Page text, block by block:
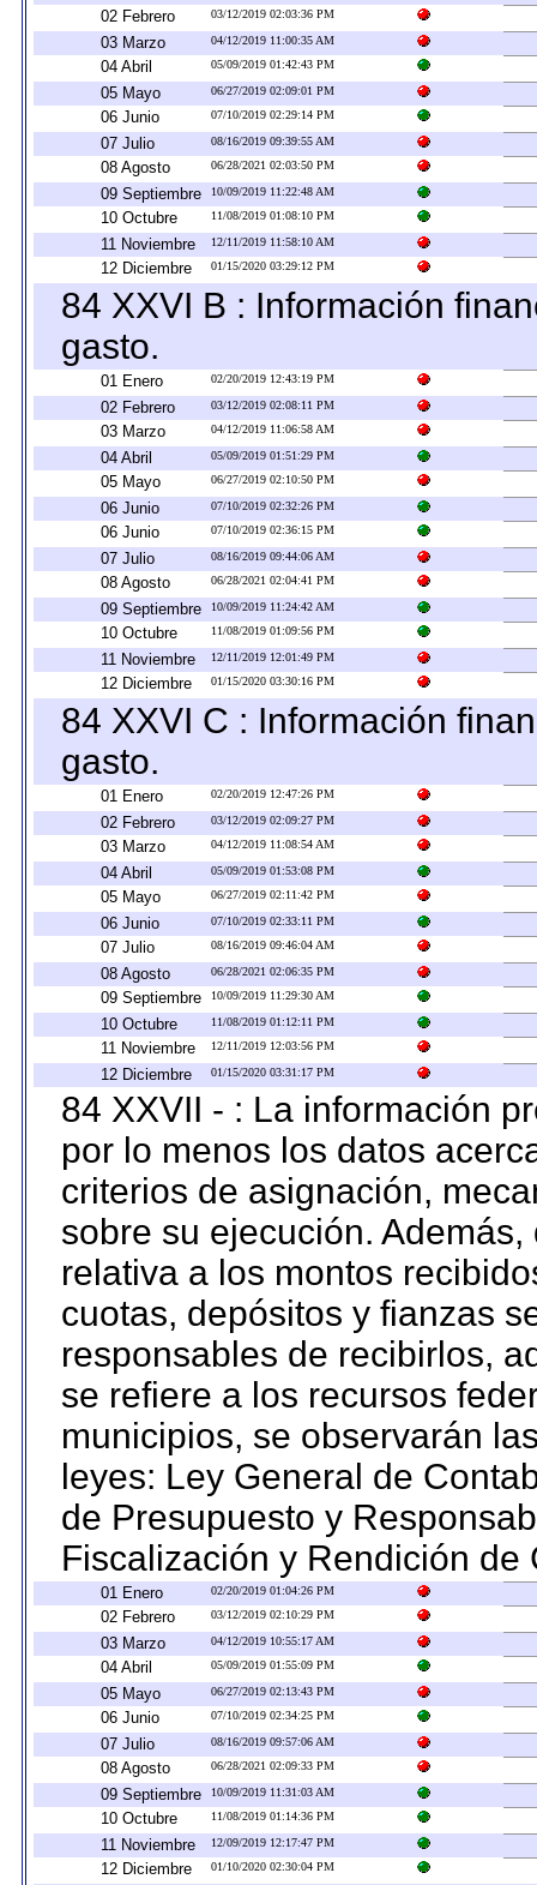
02 Febrero
03/12/2019 02:03:36 PM
03 Marzo 04/12/2019 11:00:35 AM
04 Abril 05/09/2019 01:42:43 PM
05 Mayo 06/27/2019 02:09:01 PM
06 Junio 07/10/2019 02:29:14 PM
07 Julio 08/16/2019 09:39:55 AM
08 Agosto 06/28/2021 02:03:50 PM
09 Septiembre 10/09/2019 11:22:48 AM
10 Octubre 11/08/2019 01:08:10 PM
11 Noviembre 12/11/2019 11:58:10 AM
12 Diciembre 01/15/2020 03:29:12 PM
84 XXVI B : Información
gasto.
01 Enero 02/20/2019 12:43:19 PM
02 Febrero 03/12/2019 02:08:11 PM
03 Marzo 04/12/2019 11:06:58 AM
04 Abril 05/09/2019 01:51:29 PM
05 Mayo 06/27/2019 02:10:50 PM
06 Junio 07/10/2019 02:32:26 PM
06 Junio 07/10/2019 02:36:15 PM
07 Julio 08/16/2019 09:44:06 AM
08 Agosto 06/28/2021 02:04:41 PM
09 Septiembre 10/09/2019 11:24:42 AM
10 Octubre 11/08/2019 01:09:56 PM
11 Noviembre 12/11/2019 12:01:49 PM
12 Diciembre 01/15/2020 03:30:16 PM
84 XXVI C : Información
gasto.
01 Enero 02/20/2019 12:47:26 PM
02 Febrero 03/12/2019 02:09:27 PM
03 Marzo 04/12/2019 11:08:54 AM
04 Abril 05/09/2019 01:53:08 PM
05 Mayo 06/27/2019 02:11:42 PM
06 Junio 07/10/2019 02:33:11 PM
07 Julio 08/16/2019 09:46:04 AM
08 Agosto 06/28/2021 02:06:35 PM
09 Septiembre 10/09/2019 11:29:30 AM
10 Octubre 11/08/2019 01:12:11 PM
11 Noviembre 12/11/2019 12:03:56 PM
12 Diciembre 01/15/2020 03:31:17 PM
84 XXVII - : La información
por lo menos los datos
criterios de asignación,
sobre su ejecución.
relativa a los montos
cuotas, depósitos y fianzas
responsables de recibirlos,
se refiere a los recursos
municipios, se observarán
leyes: Ley General de
de Presupuesto y
Fiscalización y Rendición
01 Enero 02/20/2019 01:04:26 PM
02 Febrero 03/12/2019 02:10:29 PM
03 Marzo 04/12/2019 10:55:17 AM
04 Abril 05/09/2019 01:55:09 PM
05 Mayo 06/27/2019 02:13:43 PM
06 Junio 07/10/2019 02:34:25 PM
07 Julio 08/16/2019 09:57:06 AM
08 Agosto 06/28/2021 02:09:33 PM
09 Septiembre 10/09/2019 11:31:03 AM
10 Octubre 11/08/2019 01:14:36 PM
11 Noviembre 12/09/2019 12:17:47 PM
12 Diciembre 01/10/2020 02:30:04 PM